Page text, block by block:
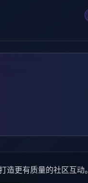
造更有质量的社区互动。